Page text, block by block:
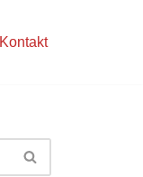
Kontakt